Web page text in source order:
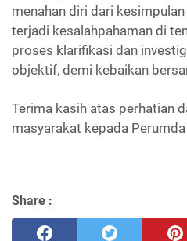
menahan diri dari
terjadi kesalahpahaman di
proses klarifikasi dan
objektif, demi kebaikan
Terima kasih atas perhatian
masyarakat kepada
Share :